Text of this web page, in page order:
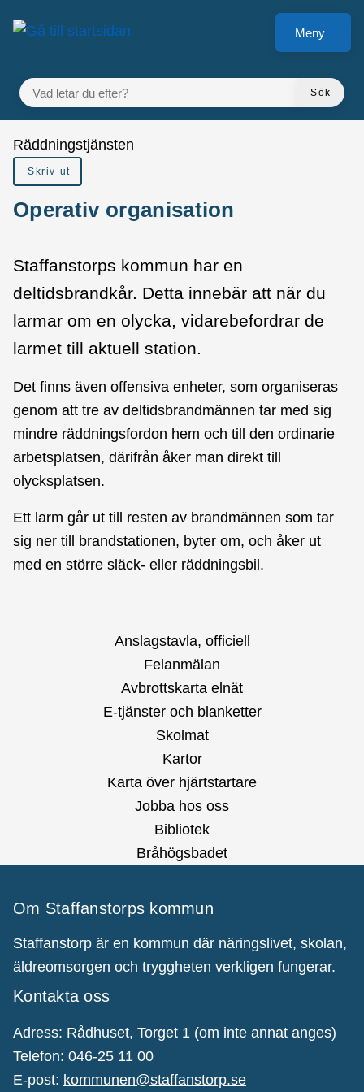
Gå till innehåll
till sidomeny
Meny
VAD LETAR DU EFTER?
Sök
Du är här:
Räddningstjänsten
Skriv ut
Operativ organisation
Staffanstorps kommun har en
deltidsbrandkår. Detta innebär att när du
larmar om en olycka, vidarebefordrar de
larmet till aktuell station.
Det finns även offensiva enheter, som organiseras
genom att tre av deltidsbrandmännen tar med sig
mindre räddningsfordon hem och till den ordinarie
arbetsplatsen, därifrån åker man direkt till
olycksplatsen.
Ett larm går ut till resten av brandmännen som tar
sig ner till brandstationen, byter om, och åker ut
med en större släck- eller räddningsbil.
Anslagstavla, officiell
Felanmälan
Avbrottskarta elnät
E-tjänster och blanketter
Skolmat
Kartor
Karta över hjärtstartare
Jobba hos oss
Bibliotek
Bråhögsbadet
Om Staffanstorps kommun
Staffanstorp är en kommun där näringslivet, skolan,
äldreomsorgen och tryggheten verkligen fungerar.
Kontakta oss
Adress: Rådhuset, Torget 1 (om inte annat anges)
Telefon: 046-25 11 00
E-post: kommunen@staffanstorp.se